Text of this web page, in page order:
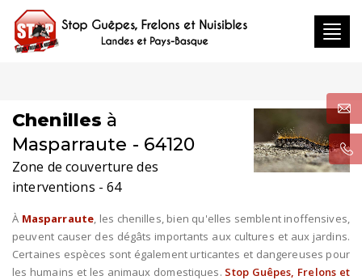
Chenilles à
Masparraute - 64120
Zone de couverture des
interventions - 64
À Masparraute, les chenilles, bien qu'elles semblent inoffensives,
peuvent causer des dégâts importants aux cultures et aux jardins.
Certaines espèces sont également urticantes et dangereuses pour
les humains et les animaux domestiques. Stop Guêpes, Frelons et